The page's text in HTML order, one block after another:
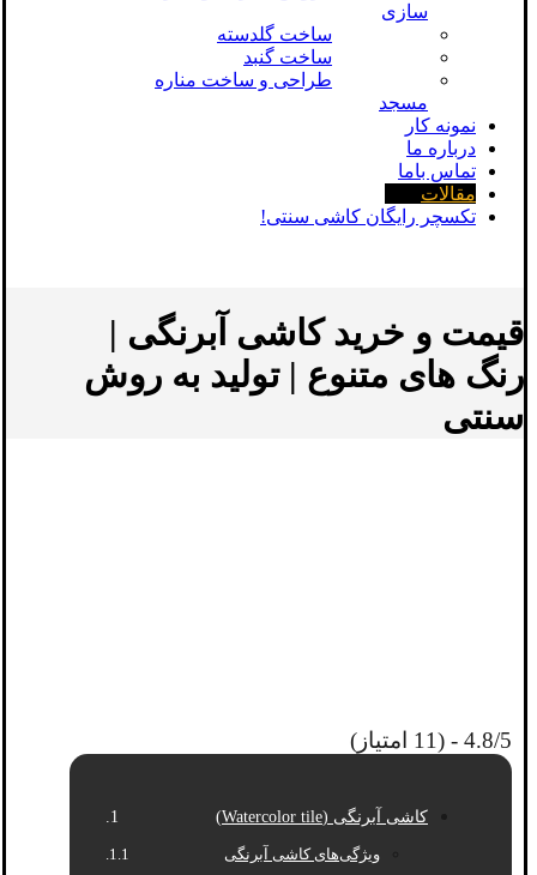
سازی
ساخت گلدسته
ساخت گنبد
طراحی و ساخت مناره
مسجد
نمونه کار
درباره ما
تماس باما
مقالات
تکسچر رایگان کاشی سنتی!
قیمت و خرید کاشی آبرنگی |
رنگ های متنوع | تولید به روش
سنتی
4.8/5 - (11 امتیاز)
کاشی آبرنگی (Watercolor tile)
ویژگی‌های کاشی آبرنگی